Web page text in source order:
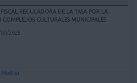
REGULADORA DE LA TASA POR LA
COMPLEJOS CULTURALES MUNICIPALES
2025
Mostrar